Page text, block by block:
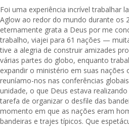
Foi uma experiência incrível trabalhar
Aglow ao redor do mundo durante os
eternamente grata a Deus por me
trabalho, viajei para 61 nações —
tive a alegria de construir amizades
várias partes do globo, enquanto
expandir o ministério em suas nações
reuníamo-nos nas conferências
unidade, o que Deus estava
tarefa de organizar o desfile das
momento em que as nações eram
bandeiras e trajes típicos. Que